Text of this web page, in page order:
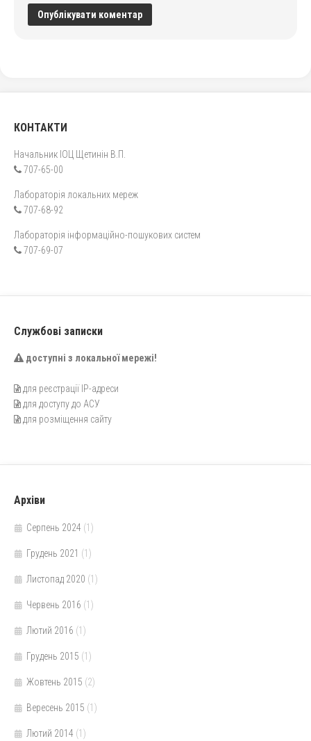
КОНТАКТИ
Начальник ІОЦ Щетинін В.П.
707-65-00
Лабораторія локальних мереж
707-68-92
Лабораторія інформаційно-пошукових систем
707-69-07
Службові записки
доступні з локальної мережі!
для реєстрації IP-адреси
для доступу до АСУ
для розміщення сайту
Архіви
Серпень 2024 (1)
Грудень 2021 (1)
Листопад 2020 (1)
Червень 2016 (1)
Лютий 2016 (1)
Грудень 2015 (1)
Жовтень 2015 (2)
Вересень 2015 (1)
Лютий 2014 (1)